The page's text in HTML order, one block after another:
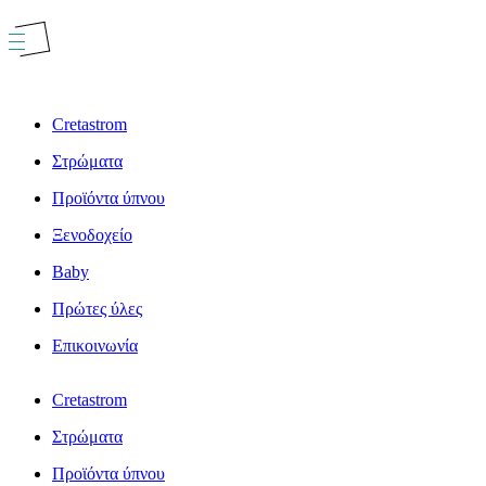
Μετάβαση
στο
περιεχόμενο
Cretastrom
Στρώματα
Προϊόντα ύπνου
Ξενοδοχείο
Baby
Πρώτες ύλες
Επικοινωνία
Cretastrom
Στρώματα
Προϊόντα ύπνου